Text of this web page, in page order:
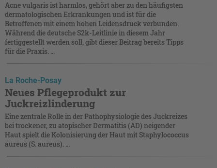
Acne vulgaris ist harmlos, gehört aber zu den häufigsten
dermatologischen Erkrankungen und ist für die
Betroffenen mit einem hohen Leidensdruck verbunden.
Während die deutsche S2k-Leitlinie in diesem Jahr
fertiggestellt werden soll, gibt dieser Beitrag bereits Tipps
für die Praxis. ...
La Roche-Posay
Neues Pflegeprodukt zur
Juckreizlinderung
Eine zentrale Rolle in der Pathophysiologie des Juckreizes
bei trockener, zu atopischer Dermatitis (AD) neigender
Haut spielt die Kolonisierung der Haut mit Staphylococcus
aureus (S. aureus). ...